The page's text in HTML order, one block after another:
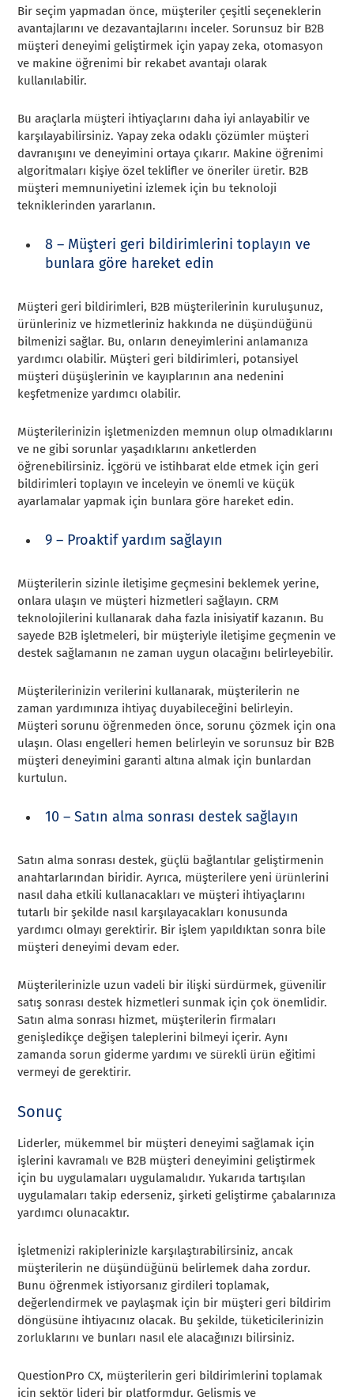
Bir seçim yapmadan önce, müşteriler çeşitli seçeneklerin
avantajlarını ve dezavantajlarını inceler. Sorunsuz bir B2B
müşteri deneyimi geliştirmek için yapay zeka, otomasyon
ve makine öğrenimi bir rekabet avantajı olarak
kullanılabilir.
Bu araçlarla müşteri ihtiyaçlarını daha iyi anlayabilir ve
karşılayabilirsiniz. Yapay zeka odaklı çözümler müşteri
davranışını ve deneyimini ortaya çıkarır. Makine öğrenimi
algoritmaları kişiye özel teklifler ve öneriler üretir. B2B
müşteri memnuniyetini izlemek için bu teknoloji
tekniklerinden yararlanın.
8 – Müşteri geri bildirimlerini toplayın ve
bunlara göre hareket edin
Müşteri geri bildirimleri, B2B müşterilerinin kuruluşunuz,
ürünleriniz ve hizmetleriniz hakkında ne düşündüğünü
bilmenizi sağlar. Bu, onların deneyimlerini anlamanıza
yardımcı olabilir. Müşteri geri bildirimleri, potansiyel
müşteri düşüşlerinin ve kayıplarının ana nedenini
keşfetmenize yardımcı olabilir.
Müşterilerinizin işletmenizden memnun olup olmadıklarını
ve ne gibi sorunlar yaşadıklarını anketlerden
öğrenebilirsiniz. İçgörü ve istihbarat elde etmek için geri
bildirimleri toplayın ve inceleyin ve önemli ve küçük
ayarlamalar yapmak için bunlara göre hareket edin.
9 – Proaktif yardım sağlayın
Müşterilerin sizinle iletişime geçmesini beklemek yerine,
onlara ulaşın ve müşteri hizmetleri sağlayın. CRM
teknolojilerini kullanarak daha fazla inisiyatif kazanın. Bu
sayede B2B işletmeleri, bir müşteriyle iletişime geçmenin ve
destek sağlamanın ne zaman uygun olacağını belirleyebilir.
Müşterilerinizin verilerini kullanarak, müşterilerin ne
zaman yardımınıza ihtiyaç duyabileceğini belirleyin.
Müşteri sorunu öğrenmeden önce, sorunu çözmek için ona
ulaşın. Olası engelleri hemen belirleyin ve sorunsuz bir B2B
müşteri deneyimini garanti altına almak için bunlardan
kurtulun.
10 – Satın alma sonrası destek sağlayın
Satın alma sonrası destek, güçlü bağlantılar geliştirmenin
anahtarlarından biridir. Ayrıca, müşterilere yeni ürünlerini
nasıl daha etkili kullanacakları ve müşteri ihtiyaçlarını
tutarlı bir şekilde nasıl karşılayacakları konusunda
yardımcı olmayı gerektirir. Bir işlem yapıldıktan sonra bile
müşteri deneyimi devam eder.
Müşterilerinizle uzun vadeli bir ilişki sürdürmek, güvenilir
satış sonrası destek hizmetleri sunmak için çok önemlidir.
Satın alma sonrası hizmet, müşterilerin firmaları
genişledikçe değişen taleplerini bilmeyi içerir. Aynı
zamanda sorun giderme yardımı ve sürekli ürün eğitimi
vermeyi de gerektirir.
Sonuç
Liderler, mükemmel bir müşteri deneyimi sağlamak için
işlerini kavramalı ve B2B müşteri deneyimini geliştirmek
için bu uygulamaları uygulamalıdır. Yukarıda tartışılan
uygulamaları takip ederseniz, şirketi geliştirme çabalarınıza
yardımcı olunacaktır.
İşletmenizi rakiplerinizle karşılaştırabilirsiniz, ancak
müşterilerin ne düşündüğünü belirlemek daha zordur.
Bunu öğrenmek istiyorsanız girdileri toplamak,
değerlendirmek ve paylaşmak için bir müşteri geri bildirim
döngüsüne ihtiyacınız olacak. Bu şekilde, tüketicilerinizin
zorluklarını ve bunları nasıl ele alacağınızı bilirsiniz.
QuestionPro CX, müşterilerin geri bildirimlerini toplamak
için sektör lideri bir platformdur. Gelişmiş ve